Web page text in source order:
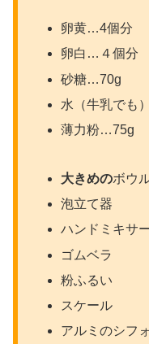
卵黄…4個分
卵白…４個分
砂糖…70g
水（牛乳でも
薄力粉…75g
大きめのボウ
泡立て器
ハンドミキサ
ゴムベラ
粉ふるい
スケール
アルミのシフ